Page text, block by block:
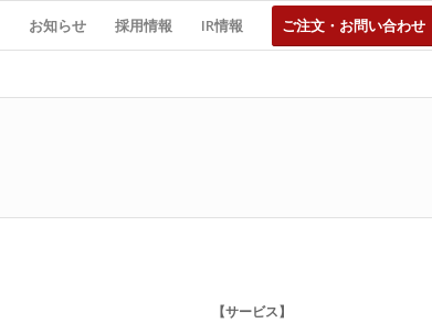
お知らせ 採用情報 IR情報 ご注文・お問い合わせ
【サービス】